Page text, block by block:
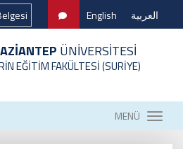
English العربية
ÜNİVERSİTESİ
EĞİTİM FAKÜLTESİ (SURİYE)
MENÜ